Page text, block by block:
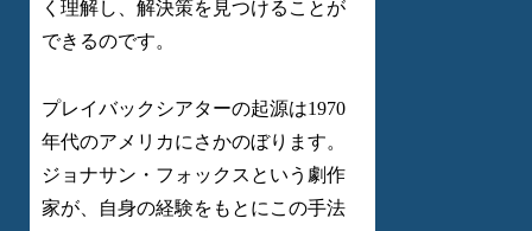
く理解し、解決策を見つけることが
できるのです。
プレイバックシアターの起源は1970
年代のアメリカにさかのぼります。
ジョナサン・フォックスという劇作
家が、自身の経験をもとにこの手法